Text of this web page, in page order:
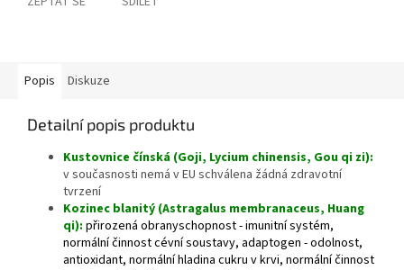
Popis Diskuze
Detailní popis produktu
Kustovnice čínská (Goji, Lycium chinensis, Gou qi zi):
v současnosti nemá v EU schválena žádná zdravotní
tvrzení
Kozinec blanitý (Astragalus membranaceus, Huang
qi): přirozená obranyschopnost - imunitní systém,
normální činnost cévní soustavy, adaptogen - odolnost,
antioxidant, normální hladina cukru v krvi, normální činnost